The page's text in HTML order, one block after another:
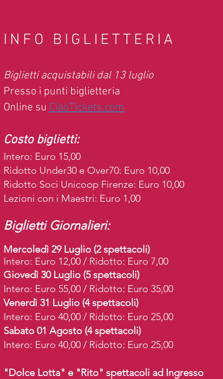
INFO BIGLIETTERIA
Biglietti acquistabili dal 13 luglio
Presso i punti biglietteria
Online su CiaoTickets.com
Costo biglietti:
Intero: Euro 15,00
Ridotto Under30 e Over70: Euro 10,00
Ridotto Soci Unicoop Firenze: Euro 10,00
Lezioni con i Maestri: Euro 1,00
Biglietti Giornalieri:
Mercoledì 29 Luglio (2 spettacoli)
Intero: Euro 12,00 / Ridotto: Euro 7,00
Giovedì 30 Luglio (5 spettacoli)
Intero: Euro 55,00 / Ridotto: Euro 35,00
Venerdì 31 Luglio (4 spettacoli)
Intero: Euro 40,00 / Ridotto: Euro 25,00
Sabato 01 Agosto (4 spettacoli)
Intero: Euro 40,00 / Ridotto: Euro 25,00
"Dolce Lotta" e "Rito" spettacoli ad Ingresso